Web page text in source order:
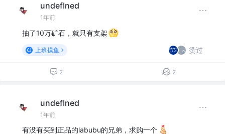
undefIned
1年前
抽了10万矿石，就只有支架
上班摸鱼 赞过
2 2
undefIned
1年前
有没有买到正品的labubu的兄弟，求购一个